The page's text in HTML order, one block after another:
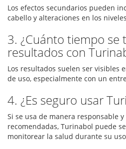
Los efectos secundarios pueden
cabello y alteraciones en los
3. ¿Cuánto tiempo se
resultados con
Los resultados suelen ser visibles
de uso, especialmente con un
4. ¿Es seguro usar
Si se usa de manera responsable
recomendadas, Turinabol puede
monitorear la salud durante su